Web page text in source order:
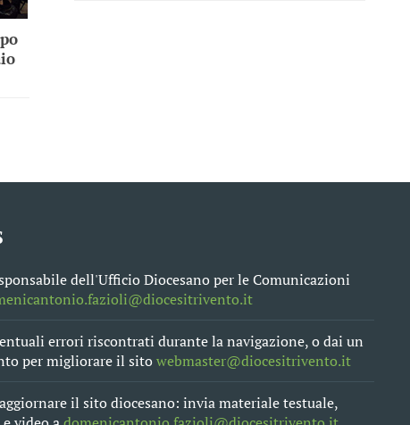
dell'Ufficio Diocesano per le Comunicazioni
errori riscontrati durante la navigazione, o dai un
per migliorare il sitowebmaster@diocesitrivento.it
il sito diocesano: invia materiale testuale,